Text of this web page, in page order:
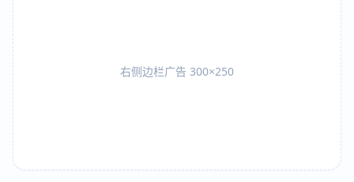
右侧边栏广告 300×250